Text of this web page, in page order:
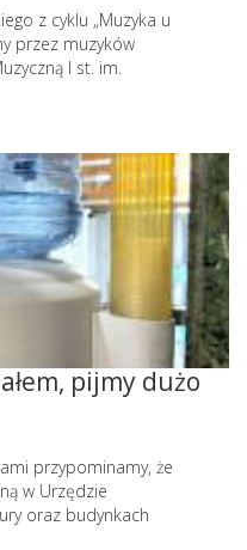
z cyklu „Muzyka u
przez muzyków
I st. im.
pijmy dużo
przypominamy, że
w Urzędzie
oraz budynkach